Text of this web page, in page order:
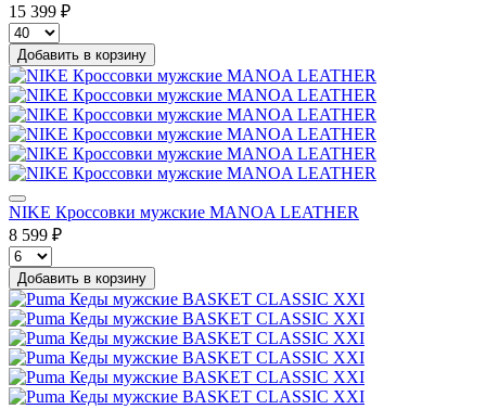
15 399 ₽
Добавить в корзину
NIKE Кроссовки мужские MANOA LEATHER
8 599 ₽
Добавить в корзину